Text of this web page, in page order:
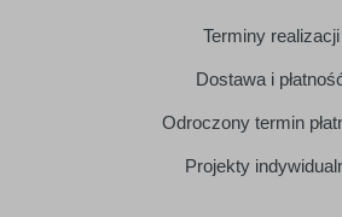
Terminy realizacji
Dostawa i
Odroczony termin
Projekty